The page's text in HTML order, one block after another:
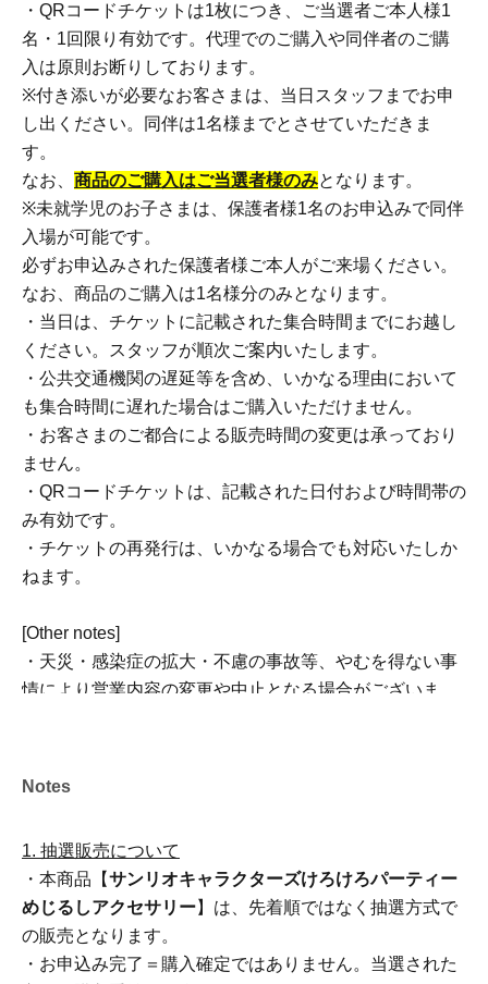
・QRコードチケットは1枚につき、ご当選者ご本人様1
名・1回限り有効です。代理でのご購入や同伴者のご購
入は原則お断りしております。
※付き添いが必要なお客さまは、当日スタッフまでお申
し出ください。同伴は1名様までとさせていただきま
す。
なお、 商品のご購入はご当選者様のみとなります。
※未就学児のお子さまは、保護者様1名のお申込みで同伴
入場が可能です。
必ずお申込みされた保護者様ご本人がご来場ください。
なお、商品のご購入は1名様分のみとなります。
・当日は、チケットに記載された集合時間までにお越し
ください。スタッフが順次ご案内いたします。
・公共交通機関の遅延等を含め、いかなる理由において
も集合時間に遅れた場合はご購入いただけません。
・お客さまのご都合による販売時間の変更は承っており
ません。
・QRコードチケットは、記載された日付および時間帯の
み有効です。
・チケットの再発行は、いかなる場合でも対応いたしか
ねます。
[Other notes]
・天災・感染症の拡大・不慮の事故等、やむを得ない事
情により営業内容の変更や中止となる場合がございま
Notes
1. 抽選販売について
・本商品【サンリオキャラクターズけろけろパーティー
めじるしアクセサリー】は、先着順ではなく抽選方式で
の販売となります。
・お申込み完了＝購入確定ではありません。当選された